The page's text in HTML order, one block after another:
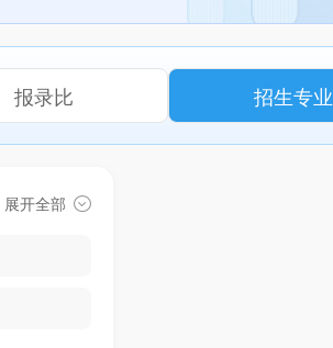
报录比 招生专业
展开全部